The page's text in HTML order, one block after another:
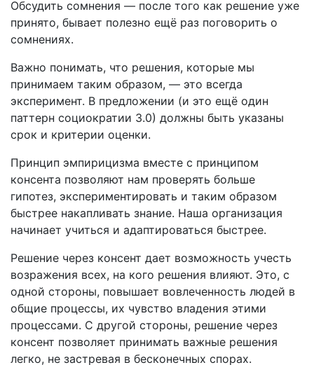
Обсудить сомнения — после того как решение уже
принято, бывает полезно ещё раз поговорить о
сомнениях.
Важно понимать, что решения, которые мы
принимаем таким образом, — это всегда
эксперимент. В предложении (и это ещё один
паттерн социократии 3.0) должны быть указаны
срок и критерии оценки.
Принцип эмпирицизма вместе с принципом
консента позволяют нам проверять больше
гипотез, экспериментировать и таким образом
быстрее накапливать знание. Наша организация
начинает учиться и адаптироваться быстрее.
Решение через консент дает возможность учесть
возражения всех, на кого решения влияют. Это, с
одной стороны, повышает вовлеченность людей в
общие процессы, их чувство владения этими
процессами. С другой стороны, решение через
консент позволяет принимать важные решения
легко, не застревая в бесконечных спорах.